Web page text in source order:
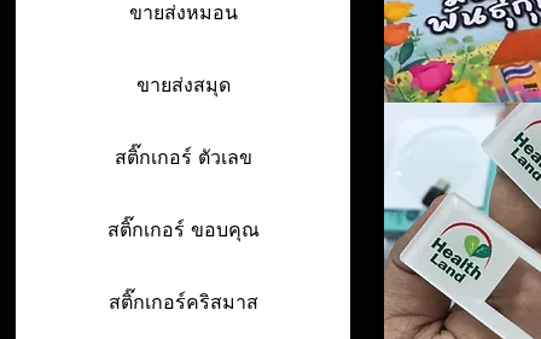
ขายส่งหมอน
ขายส่งสมุด
สติ๊กเกอร์ ตัวเลข
สติ๊กเกอร์ ขอบคุณ
สติ๊กเกอร์คริสมาส